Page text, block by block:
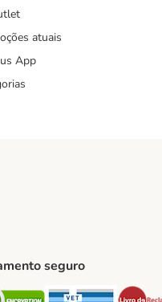
atuais
App
seguro
Security Security